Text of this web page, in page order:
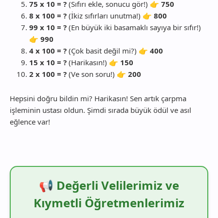
75 x 10 = ? (Sıfırı ekle, sonucu gör!) 👉 750
8 x 100 = ? (İkiz sıfırları unutma!) 👉 800
99 x 10 = ? (En büyük iki basamaklı sayıya bir sıfır!)
👉 990
4 x 100 = ? (Çok basit değil mi?) 👉 400
15 x 10 = ? (Harikasın!) 👉 150
2 x 100 = ? (Ve son soru!) 👉 200
Hepsini doğru bildin mi? Harikasın! Sen artık çarpma
işleminin ustası oldun. Şimdi sırada büyük ödül ve asıl
eğlence var!
📢 Değerli Velilerimiz ve
Kıymetli Öğretmenlerimiz